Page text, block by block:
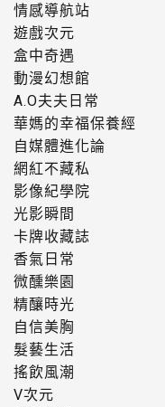
情感導航站
遊戲次元
盒中奇遇
動漫幻想館
A.O夫夫日常
華媽的幸福保養經
自媒體進化論
網紅不藏私
影像紀學院
光影瞬間
卡牌收藏誌
香氣日常
微醺樂園
精釀時光
自信美胸
髮藝生活
搖飲風潮
V次元